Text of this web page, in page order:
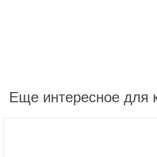
Еще интересное для